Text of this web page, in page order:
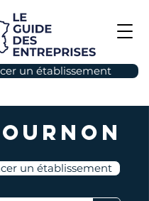
un établissement
un établissement